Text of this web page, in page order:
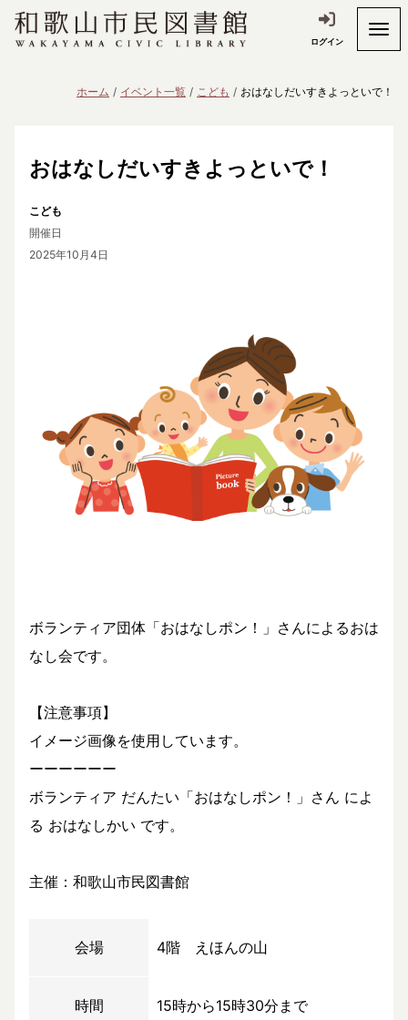
ログイン
ホーム イベント一覧 こども おはなしだいすきよっといで！
おはなしだいすきよっといで！
こども
開催日
2025年10月4日
ボランティア団体「おはなしポン！」さんによるおは
なし会です。
【注意事項】
イメージ画像を使用しています。
ーーーーーー
ボランティア だんたい「おはなしポン！」さん によ
る おはなしかい です。
主催：和歌山市民図書館
会場 4階 えほんの山
時間 15時から15時30分まで